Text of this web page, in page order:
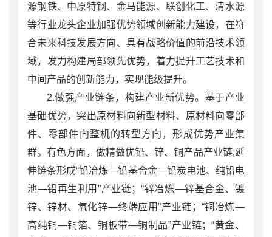
源钢铁、中原特钢、金马能源、联创化工、清水源
等行业龙头企业加强优势领域创新能力建设，在符
合未来科技发展方向、具有战略价值的前沿技术领
域，发力构建局部领先优势，着力提升工艺技术和
中间产品的创新能力，实现能级提升。
2.做强产业链条，构建产业新优势。基于产业
基础优势，突出原材料向新型材料、原材料向零部
件、零部件向整机的转型方向，形成优势产业集
群。有色方面，做精做优铅、锌、铜产品产业链,延
伸链条形成“铅冶炼—铅基合金—铅炭电池、纯铅电
池—铅再生利用”产业链；“锌冶炼—锌基合金、镀
锌、锌材、氧化锌—终端应用”产业链；“铜冶炼—
高纯铜—铜箔、铜板带—铜制品”产业链；“黄金、